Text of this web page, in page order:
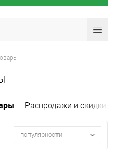
Распродажи и скидки
популярности